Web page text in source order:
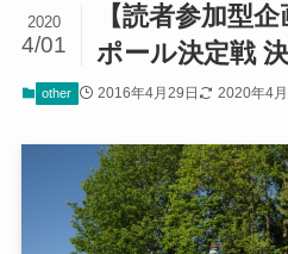
【読者参加型
ポール決定戦
2020
4/01
other 2016年4月29日 2020年4月